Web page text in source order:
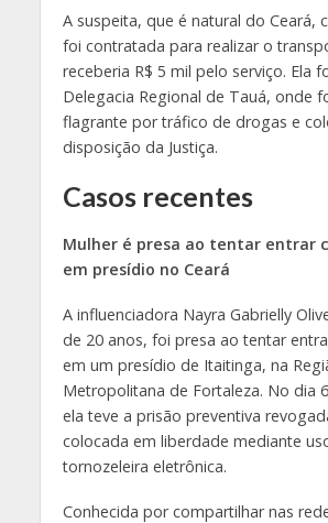
A suspeita, que é natural do Ceará,
foi contratada para realizar o
receberia R$ 5 mil pelo serviço. Ela
Delegacia Regional de Tauá, onde
flagrante por tráfico de drogas e
disposição da Justiça.
Casos recentes
Mulher é presa ao tentar entrar
em presídio no Ceará
A influenciadora Nayra Gabrielly
de 20 anos, foi presa ao tentar
em um presídio de Itaitinga, na
Metropolitana de Fortaleza. No dia
ela teve a prisão preventiva
colocada em liberdade mediante
tornozeleira eletrônica.
Conhecida por compartilhar nas